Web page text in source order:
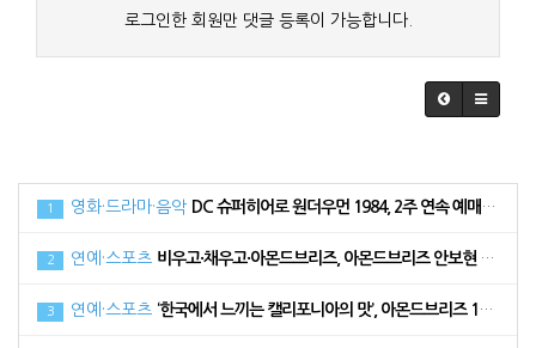
로그인한 회원만 댓글 등록이 가능합니다.
1 영화·드라마·음악 DC 슈퍼히어로 원더우먼 1984, 2주 연속 예매 순위 1위로 34만 관객 동원
2 연예·스포츠 비우고·채우고·아몬드브리즈, 아몬드브리즈 안보현 광고 메이킹 필름 공개
3 연예·스포츠 ‘한국에서 느끼는 캘리포니아의 맛’, 아몬드브리즈 17일 라치카 가비와 함께 라이브방송 진행